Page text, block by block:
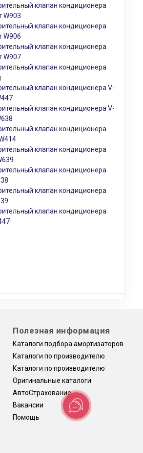
клапан кондиционера
W903
клапан кондиционера
W906
клапан кондиционера
W907
клапан кондиционера
клапан кондиционера V-
клапан кондиционера V-
клапан кондиционера
клапан кондиционера
клапан кондиционера
клапан кондиционера
клапан кондиционера
Полезная информация
Каталоги подбора амортизаторов
Каталоги по производителю
Каталоги по производителю
Оригинальные каталоги
АвтоСтрахование
Вакансии
Помощь